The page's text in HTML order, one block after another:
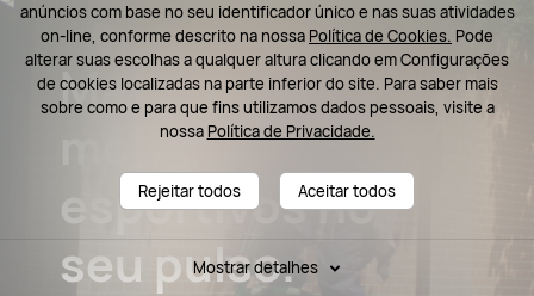
anúncios com base no seu identificador único e nas suas atividades
on-line, conforme descrito na nossa Política de Cookies. Pode
alterar suas escolhas a qualquer altura clicando em Configurações
de cookies localizadas na parte inferior do site. Para saber mais
sobre como e para que fins utilizamos dados pessoais, visite a
nossa Política de Privacidade.
Rejeitar todos Aceitar todos
Mostrar detalhes
Mais de 100
modos
esportivos no
seu pulso.